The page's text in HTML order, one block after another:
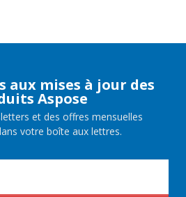
aux mises à jour des
Aspose
et des offres mensuelles
votre boîte aux lettres.